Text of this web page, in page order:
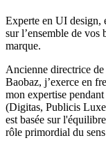
Experte en UI design,
sur l’ensemble de vos
marque.
Ancienne directrice
Baobaz, j’exerce en
mon expertise
(Digitas, Publicis
est basée sur
rôle primordial du